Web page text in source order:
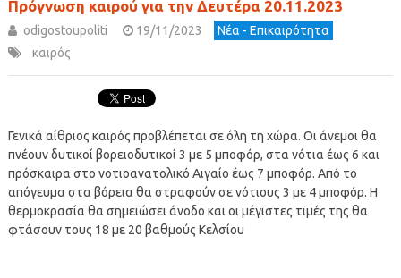
Πρόγνωση καιρού για την Δευτέρα 20.11.2023
odigostoupoliti 19/11/2023
Νέα - Επικαιρότητα
καιρός
Γενικά αίθριος καιρός προβλέπεται σε όλη τη χώρα. Οι άνεμοι θα
πνέουν δυτικοί βορειοδυτικοί 3 με 5 μποφόρ, στα νότια έως 6 και
πρόσκαιρα στο νοτιοανατολικό Αιγαίο έως 7 μποφόρ. Από το
απόγευμα στα βόρεια θα στραφούν σε νότιους 3 με 4 μποφόρ. Η
θερμοκρασία θα σημειώσει άνοδο και οι μέγιστες τιμές της θα
φτάσουν τους 18 με 20 βαθμούς Κελσίου